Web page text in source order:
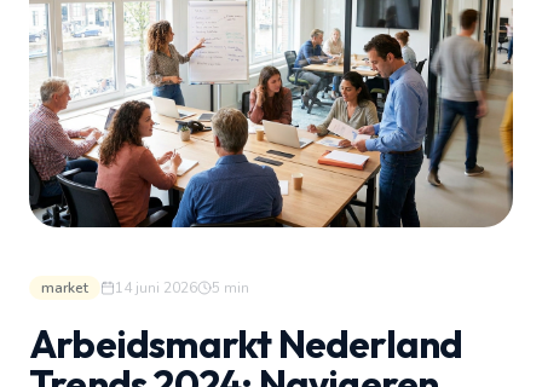
market 14 juni 2026 5 min
Arbeidsmarkt Nederland